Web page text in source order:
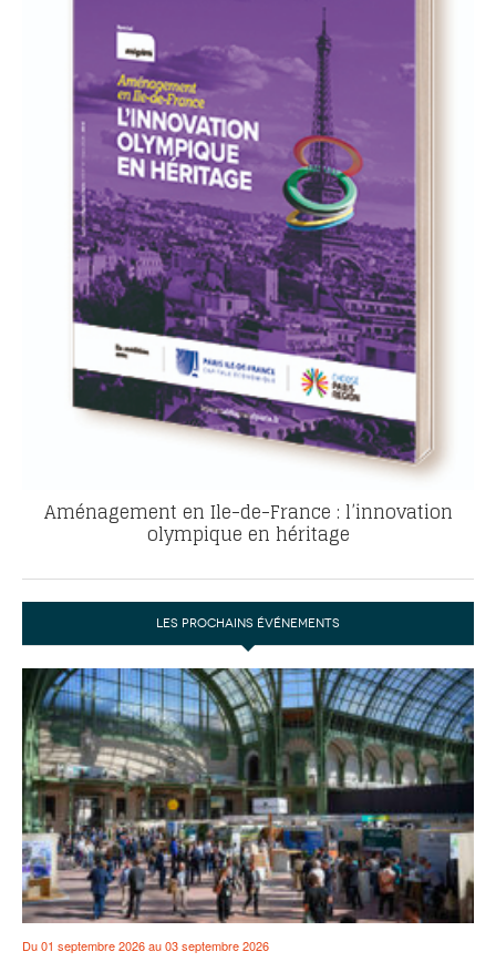
Aménagement en Ile-de-France : l’innovation
olympique en héritage
LES PROCHAINS ÉVÉNEMENTS
Du 01 septembre 2026 au 03 septembre 2026